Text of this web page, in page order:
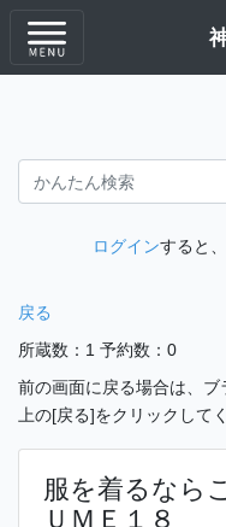
ログインすると
戻る
所蔵数：1 予約数：0
前の画面に戻る場合は、
上の[戻る]をクリックして
服を着るなら
ＵＭＥ１８